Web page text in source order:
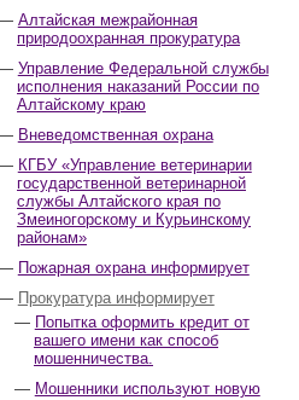
Алтайская межрайонная
природоохранная прокуратура
Управление Федеральной службы
исполнения наказаний России по
Алтайскому краю
Вневедомственная охрана
КГБУ «Управление ветеринарии
государственной ветеринарной
службы Алтайского края по
Змеиногорскому и Курьинскому
районам»
Пожарная охрана информирует
Прокуратура информирует
Попытка оформить кредит от
вашего имени как способ
мошенничества.
Мошенники используют новую